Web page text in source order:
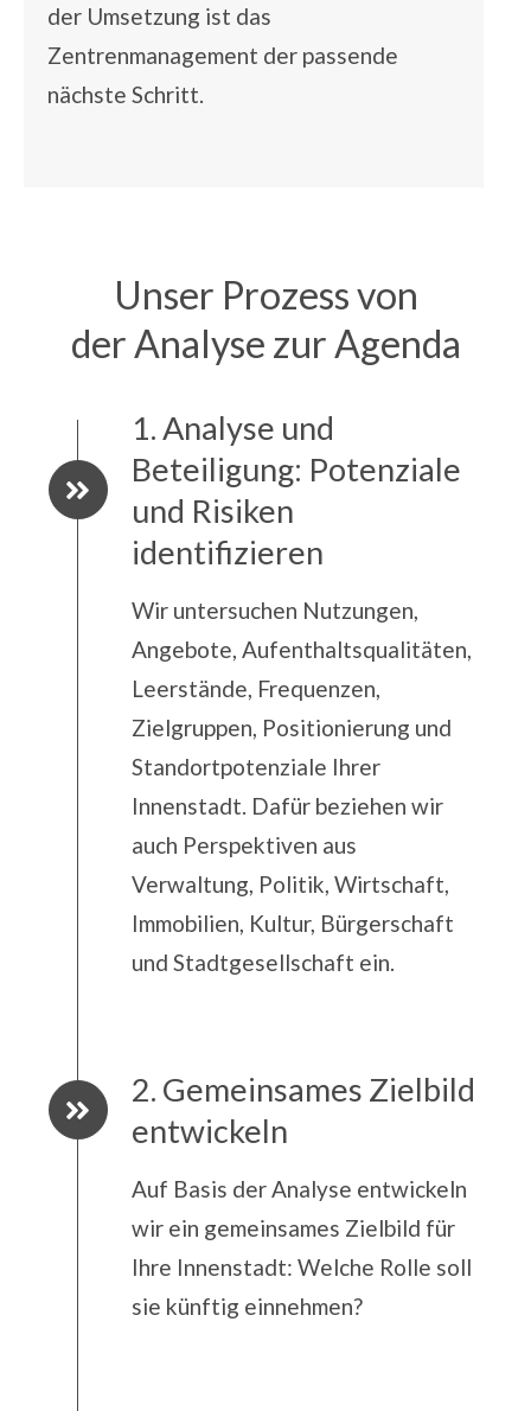
der Umsetzung ist das
Zentrenmanagement der passende
nächste Schritt.
Unser Prozess von
der Analyse zur Agenda
1. Analyse und
Beteiligung: Potenziale
und Risiken
identifizieren
Wir untersuchen Nutzungen,
Angebote, Aufenthaltsqualitäten,
Leerstände, Frequenzen,
Zielgruppen, Positionierung und
Standortpotenziale Ihrer
Innenstadt. Dafür beziehen wir
auch Perspektiven aus
Verwaltung, Politik, Wirtschaft,
Immobilien, Kultur, Bürgerschaft
und Stadtgesellschaft ein.
2. Gemeinsames Zielbild
entwickeln
Auf Basis der Analyse entwickeln
wir ein gemeinsames Zielbild für
Ihre Innenstadt: Welche Rolle soll
sie künftig einnehmen?